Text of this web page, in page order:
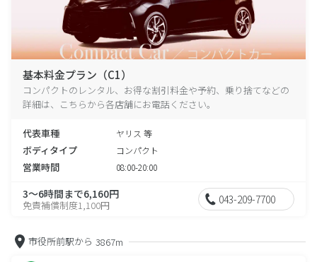
基本料金プラン（C1）
コンパクトのレンタル、お得な割引料金や予約、乗り捨てなどの
詳細は、こちらから各店舗にお電話ください。
代表車種 ヤリス 等
ボディタイプ コンパクト
営業時間 08:00-20:00
3～6時間まで6,160円
免責補償制度1,100円 043-209-7700
市役所前駅から 3867m